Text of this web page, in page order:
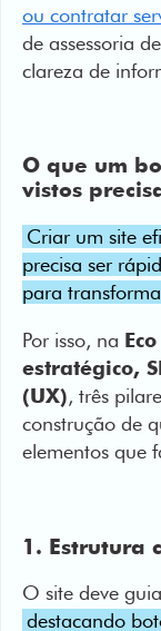
ou contratar
de assessoria
clareza de
O que um
vistos
Criar um site
precisa ser
para
Por isso, na
estratégico,
(UX), três
construção de
elementos que
1. Estrutura
O site deve
destacando